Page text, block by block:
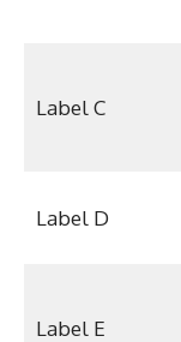
Label C
Label D
Label E